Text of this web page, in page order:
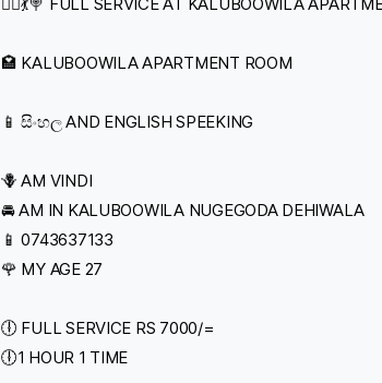
🏩 KALUBOOWILA APARTMENT ROOM
📱 සිංහල AND ENGLISH SPEEKING
🪻 AM VINDI
🚘 AM IN KALUBOOWILA NUGEGODA DEHIWALA
📱 0743637133
🌹 MY AGE 27
🕕 FULL SERVICE RS 7000/=
🕕1 HOUR 1 TIME